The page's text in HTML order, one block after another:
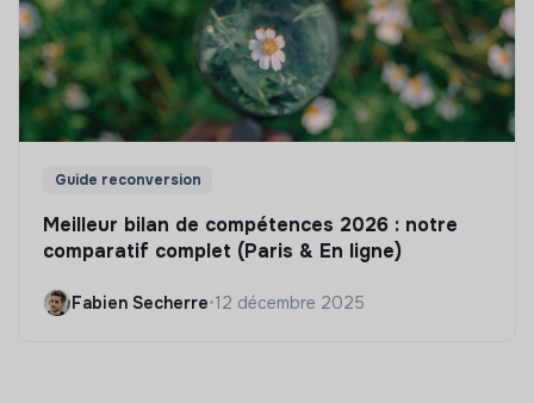
Guide reconversion
Meilleur bilan de compétences 2026 : notre
comparatif complet (Paris & En ligne)
Fabien Secherre•12 décembre 2025